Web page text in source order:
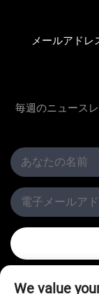
メールアドレ
毎週のニュース
We value